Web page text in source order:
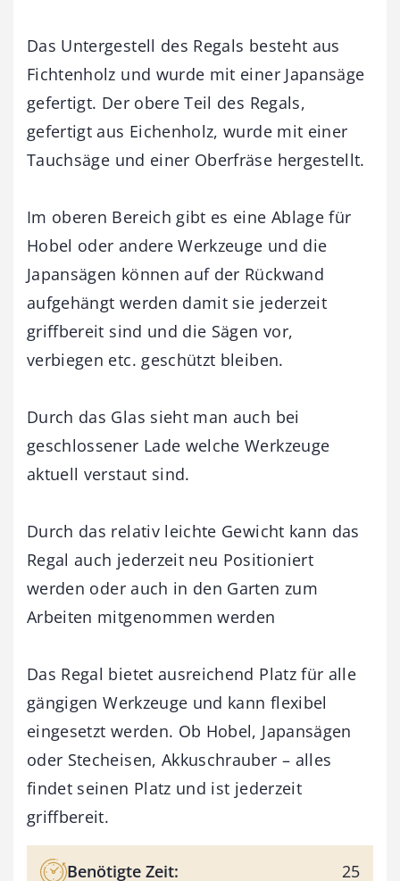
Das Untergestell des Regals besteht aus
Fichtenholz und wurde mit einer Japansäge
gefertigt. Der obere Teil des Regals,
gefertigt aus Eichenholz, wurde mit einer
Tauchsäge und einer Oberfräse hergestellt.
Im oberen Bereich gibt es eine Ablage für
Hobel oder andere Werkzeuge und die
Japansägen können auf der Rückwand
aufgehängt werden damit sie jederzeit
griffbereit sind und die Sägen vor,
verbiegen etc. geschützt bleiben.
Durch das Glas sieht man auch bei
geschlossener Lade welche Werkzeuge
aktuell verstaut sind.
Durch das relativ leichte Gewicht kann das
Regal auch jederzeit neu Positioniert
werden oder auch in den Garten zum
Arbeiten mitgenommen werden
Das Regal bietet ausreichend Platz für alle
gängigen Werkzeuge und kann flexibel
eingesetzt werden. Ob Hobel, Japansägen
oder Stecheisen, Akkuschrauber – alles
findet seinen Platz und ist jederzeit
griffbereit.
Benötigte Zeit: 25